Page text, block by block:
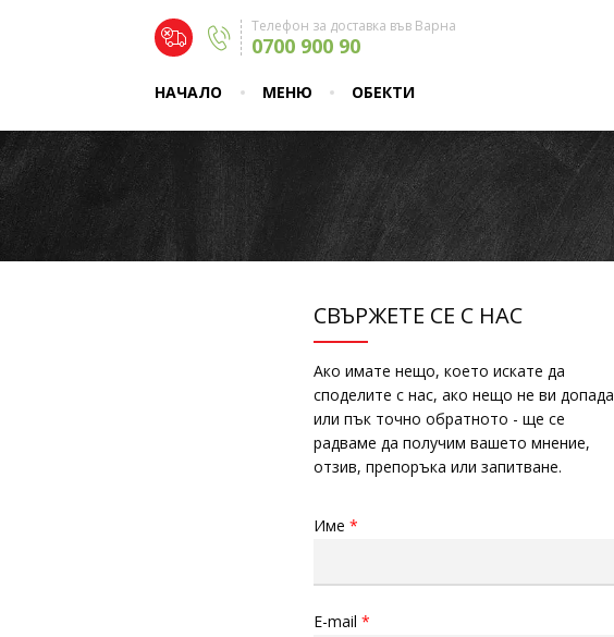
Телефон за доставка във Варна
0700 900 90
НАЧАЛО МЕНЮ ОБЕКТИ
СВЪРЖЕТЕ СЕ С НАС
Ако имате нещо, което искате да
споделите с нас, ако нещо не ви допада
или пък точно обратното - ще се
радваме да получим вашето мнение,
отзив, препоръка или запитване.
Име
E-mail